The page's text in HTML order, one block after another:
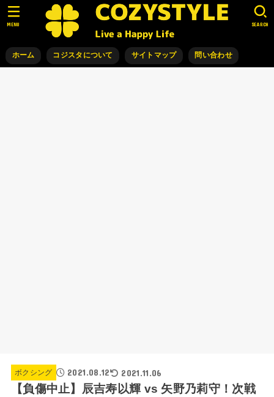
ホーム コジスタについて サイトマップ 問い合わせ
SEARCH
MENU
ボクシング 2021.08.12 2021.11.06
【負傷中止】辰吉寿以輝 vs 矢野乃莉守！次戦